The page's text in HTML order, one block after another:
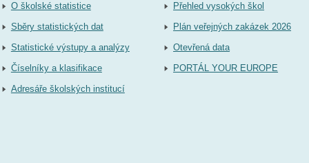
O školské statistice
Sběry statistických dat
Statistické výstupy a analýzy
Číselníky a klasifikace
Adresáře školských institucí
Přehled vysokých škol
Plán veřejných zakázek 2026
Otevřená data
PORTÁL YOUR EUROPE